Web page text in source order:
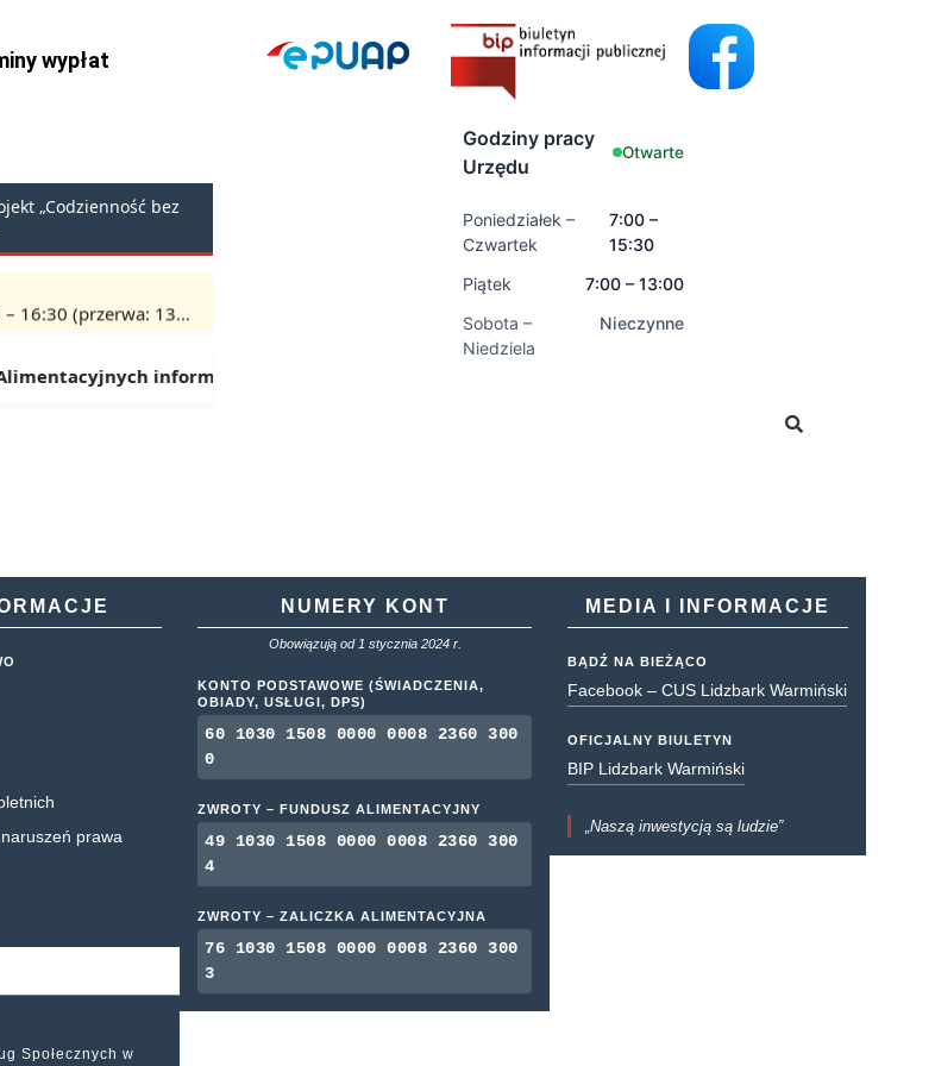
wypłat
„Codzienność bez
informuje:
Godziny pracy
Urzędu
Otwarte
Poniedziałek –
Czwartek
7:00 –
15:30
Piątek
7:00 – 13:00
Sobota –
Niedziela
Nieczynne
prawa
Społecznych w
NUMERY KONT
Obowiązują od 1 stycznia 2024 r.
KONTO PODSTAWOWE (ŚWIADCZENIA,
OBIADY, USŁUGI, DPS)
60 1030 1508 0000 0008 2360 300
0
ZWROTY – FUNDUSZ ALIMENTACYJNY
49 1030 1508 0000 0008 2360 300
4
ZWROTY – ZALICZKA ALIMENTACYJNA
76 1030 1508 0000 0008 2360 300
3
MEDIA I INFORMACJE
BĄDŹ NA BIEŻĄCO
Facebook – CUS Lidzbark Warmiński
OFICJALNY BIULETYN
BIP Lidzbark Warmiński
„Naszą inwestycją są ludzie”